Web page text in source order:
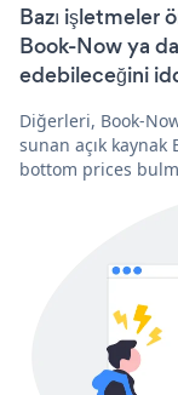
Bazı işletmeler
Book-Now ya
edebileceğini
Diğerleri, Book-
sunan açık kaynak
bottom prices